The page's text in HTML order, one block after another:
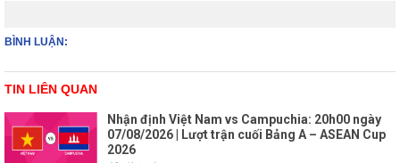
BÌNH LUẬN:
TIN LIÊN QUAN
Nhận định Việt Nam vs Campuchia: 20h00 ngày
07/08/2026 | Lượt trận cuối Bảng A – ASEAN Cup
2026